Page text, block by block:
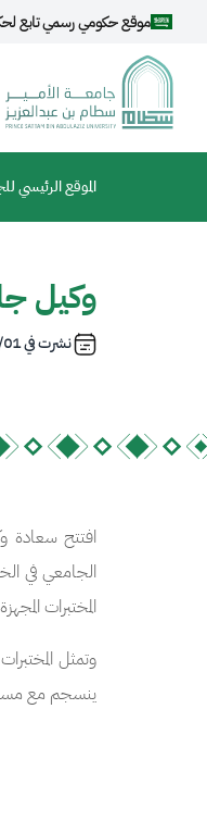
تجاوز إلى المحتوى الرئيسي
موقع حكومي رسمي تابع
مسار
الموقع الرئيسي
وكيل
نشرت في
افتتح سعادة
الجامعي في
المختبرات
وتمثل
ينسجم مع مستهدفات رؤية